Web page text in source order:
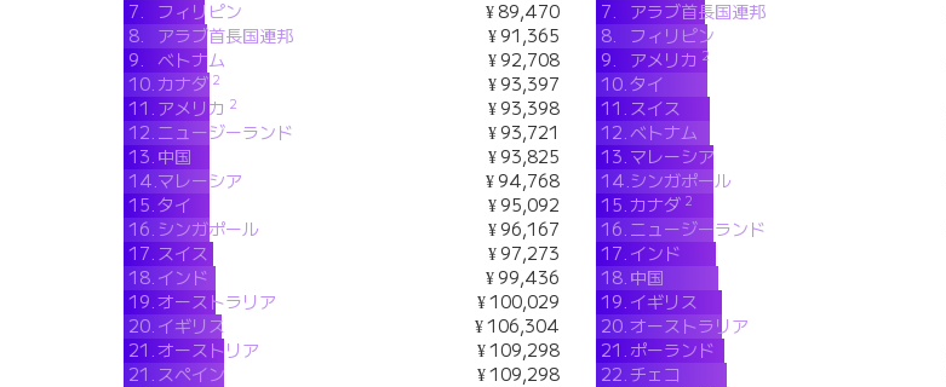
7.
フィリピン
¥ 89,470
8.
アラブ首長国連邦
¥ 91,365
9.
ベトナム
¥ 92,708
10. カナダ 2
¥ 93,397
11. アメリカ 2
¥ 93,398
12. ニュージーランド
¥ 93,721
13. 中国
¥ 93,825
14.マレーシア
¥ 94,768
15.タイ
¥ 95,092
16. シンガポール
¥ 96,167
17. スイス
¥ 97,273
18. インド
¥ 99,436
19.オーストラリア
¥ 100,029
20. イギリス
¥ 106,304
21.オーストリア
¥ 109,298
21. スペイン
¥ 109,298
7.
アラブ首長国連邦
8.
フィリピン
9.
アメリカ 2
10.タイ
11. スイス
12. ベトナム
13. マレーシア
14.シンガポール
15.カナダ 2
16. ニュージーランド
17. インド
18. 中国
19. イギリス
20.オーストラリア
21. ポーランド
22.チェコ